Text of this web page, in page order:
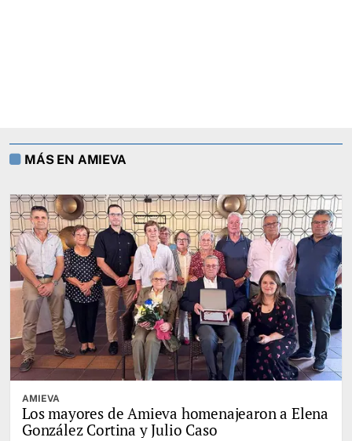
MÁS EN AMIEVA
AMIEVA
Los mayores de Amieva homenajearon a Elena
González Cortina y Julio Caso